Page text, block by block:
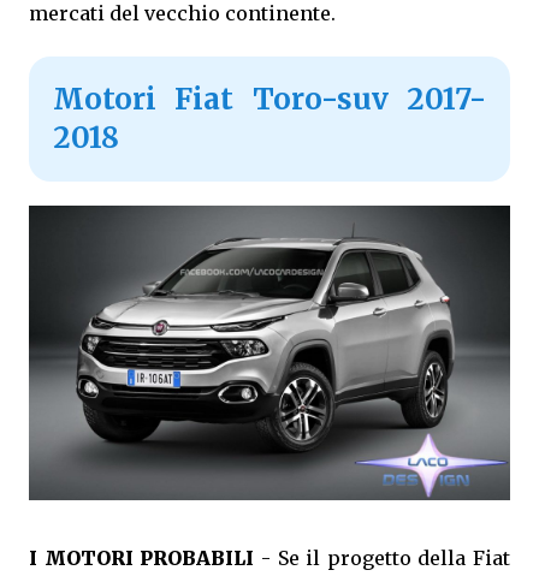
mercati del vecchio continente.
Motori Fiat Toro-suv 2017-
2018
I MOTORI PROBABILI - Se il progetto della Fiat